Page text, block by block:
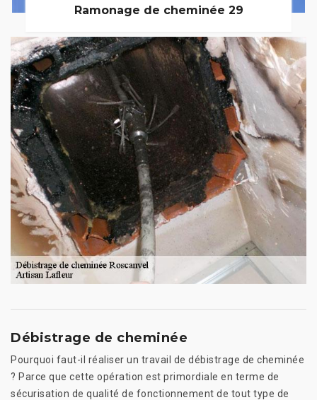
Ramonage de cheminée 29
Débistrage de cheminée
Pourquoi faut-il réaliser un travail de débistrage de cheminée
? Parce que cette opération est primordiale en terme de
sécurisation de qualité de fonctionnement de tout type de